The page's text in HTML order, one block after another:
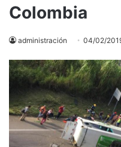
Colombia
administración 04/02/